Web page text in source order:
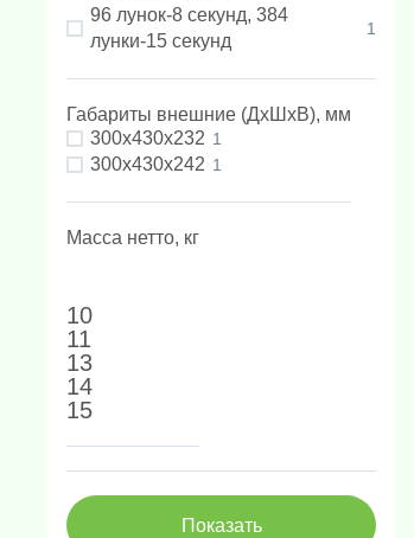
96 лунок-8 секунд, 384
лунки-15 секунд
1
Габариты внешние (ДхШхВ), мм
300х430х232 1
300х430х242 1
Масса нетто, кг
10
11
13
14
15